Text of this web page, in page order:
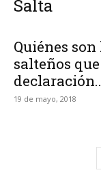
Salta
Quiénes
salteños
19 de mayo, 2018